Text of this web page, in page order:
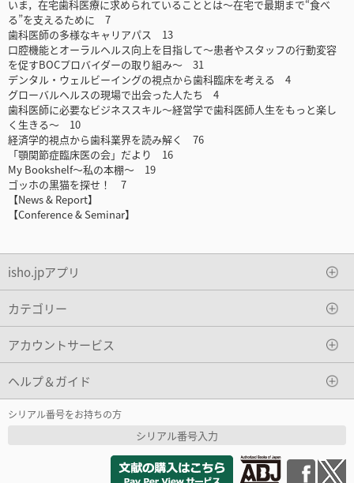
いま，在宅歯科医療に求められていることとは～在宅で最期まで“食べ
る”を支えるために 7
歯科医師の多様なキャリアパス 13
口腔機能とオーラルヘルス向上を目指して～患者やスタッフの行動変容
を促すBOCプロバイダーの取り組み～ 31
デンタル・ウェルビーイングの視点から歯科臨床を考える 4
グローバルヘルスの現場で出会った人たち 4
歯科医師に必要なビジネススキル～経営学で歯科医師人生をもっと楽し
く生きる～ 10
経済学的視点から歯科業界を読み解く 76
「顎関節症臨床医の会」だより 16
My Bookshelf～私の本棚～ 19
ゴッホの黒猫を探せ！ 7
【News & Report】
【Conference & Seminar】
isho.jpアプリ
カテゴリー
アカウントサービス
ヘルプ＆ガイド
シリアル番号をお持ちの方
シリアル番号入力